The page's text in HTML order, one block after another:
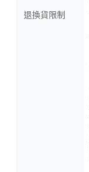
退換貨限制